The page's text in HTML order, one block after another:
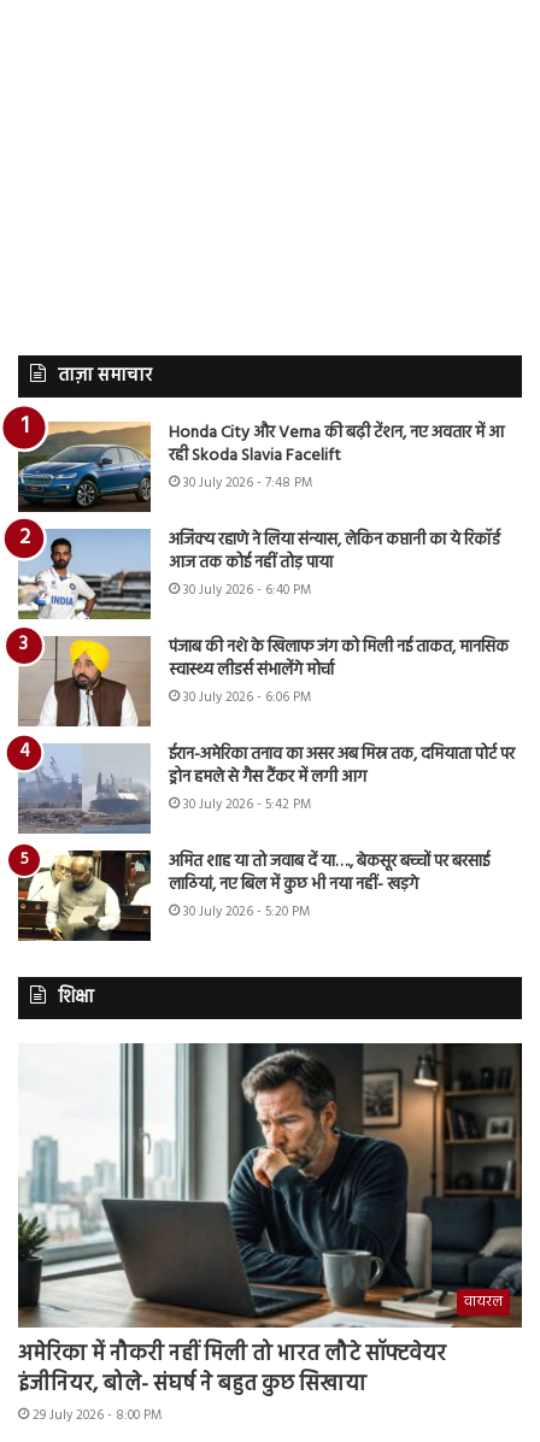
ताज़ा समाचार
Honda City और Verna की बढ़ी टेंशन, नए अवतार में आ
रही Skoda Slavia Facelift
30 July 2026 - 7:48 PM
अजिंक्य रहाणे ने लिया संन्यास, लेकिन कप्तानी का ये रिकॉर्ड
आज तक कोई नहीं तोड़ पाया
30 July 2026 - 6:40 PM
पंजाब की नशे के खिलाफ जंग को मिली नई ताकत, मानसिक
स्वास्थ्य लीडर्स संभालेंगे मोर्चा
30 July 2026 - 6:06 PM
ईरान-अमेरिका तनाव का असर अब मिस्र तक, दमियाता पोर्ट पर
ड्रोन हमले से गैस टैंकर में लगी आग
30 July 2026 - 5:42 PM
अमित शाह या तो जवाब दें या…., बेकसूर बच्चों पर बरसाई
लाठियां, नए बिल में कुछ भी नया नहीं- खड़गे
30 July 2026 - 5:20 PM
शिक्षा
वायरल
अमेरिका में नौकरी नहीं मिली तो भारत लौटे सॉफ्टवेयर
इंजीनियर, बोले- संघर्ष ने बहुत कुछ सिखाया
29 July 2026 - 8:00 PM